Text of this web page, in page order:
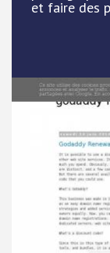
et faire des